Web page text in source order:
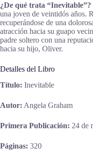
¿De qué trata “Inevitable”?
una joven de veintidós años.
recuperándose de una
atracción hacia su guapo
padre soltero con una
hacia su hijo, Oliver.
Detalles del Libro
Título: Inevitable
Autor: Angela Graham
Primera Publicación: 24 de
Páginas: 320